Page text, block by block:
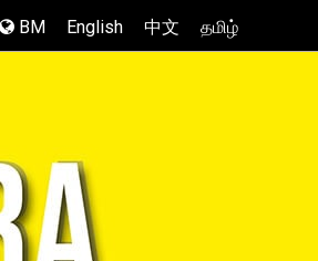
BM English 中文 தமிழ்